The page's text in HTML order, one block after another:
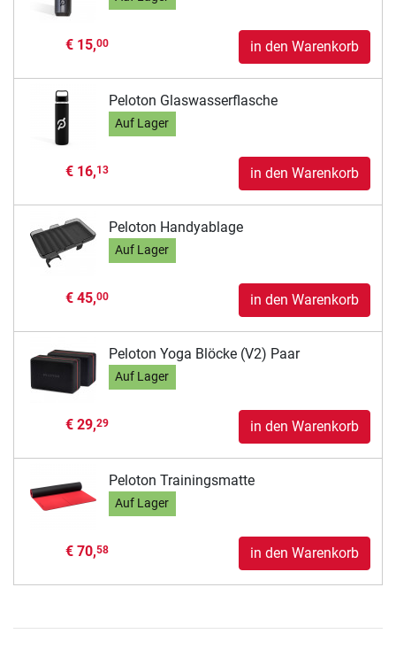
€ 15,00 in den Warenkorb
Peloton Glaswasserflasche
Auf Lager
€ 16,13 in den Warenkorb
Peloton Handyablage
Auf Lager
€ 45,00 in den Warenkorb
Peloton Yoga Blöcke (V2) Paar
Auf Lager
€ 29,29 in den Warenkorb
Peloton Trainingsmatte
Auf Lager
€ 70,58 in den Warenkorb